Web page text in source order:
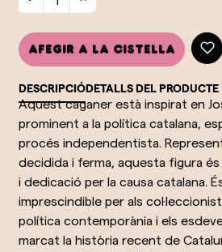
Afegir a la cistella
DESCRIPCIÓDETALLS DEL PRODUCTE
Aquest caganer està inspirat en
prominent a la política catalana,
procés independentista.
decidida i ferma, aquesta figura és
i dedicació per la causa catalana.
imprescindible per als
política contemporània i els
marcat la història recent de